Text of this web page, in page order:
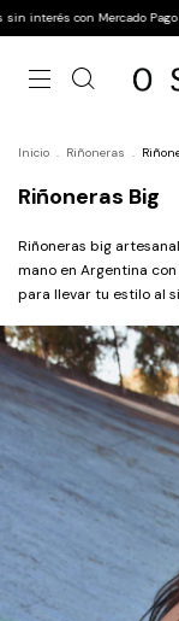
Pago 🇦🇷 ❤️ 🛵
Inicio . Riñoneras .
Riñoneras Big
Riñoneras big
mano en Argentina
para llevar tu estilo al